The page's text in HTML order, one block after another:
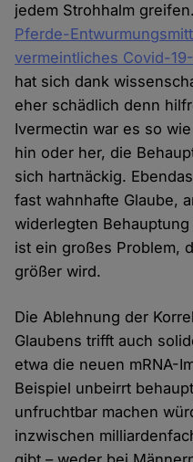
jedem Strohhalm
Pferde-
vermeintliches Covid-
hat sich dank
eher schädlich denn
Ivermectin war es so
hin oder her, die
sich hartnäckig.
fast wahnhafte Glaube,
widerlegten
ist ein großes Problem,
größer wird.
Die Ablehnung der
Glaubens trifft auch
etwa die neuen mRNA-
Beispiel unbeirrt
unfruchtbar machen
inzwischen